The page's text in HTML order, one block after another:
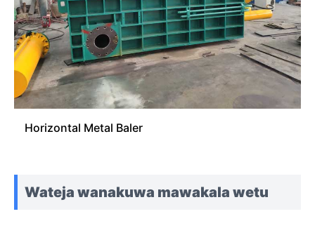
Horizontal Metal Baler
Wateja wanakuwa mawakala wetu